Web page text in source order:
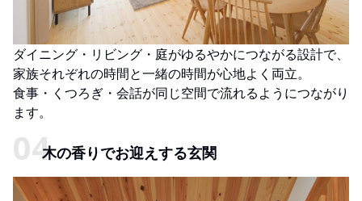
ダイニング・リビング・庭がゆるやかにつながる設計で、
家族それぞれの時間と一緒の時間が心地よく両立。
食事・くつろぎ・会話が同じ空間で流れるようにつながり
ます。
木の香りでお迎えする玄関